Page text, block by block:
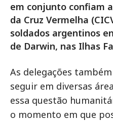
em conjunto confiam
da Cruz Vermelha
soldados argentinos
de Darwin, nas Ilhas
As delegações
seguir em diversas
essa questão
o momento em que